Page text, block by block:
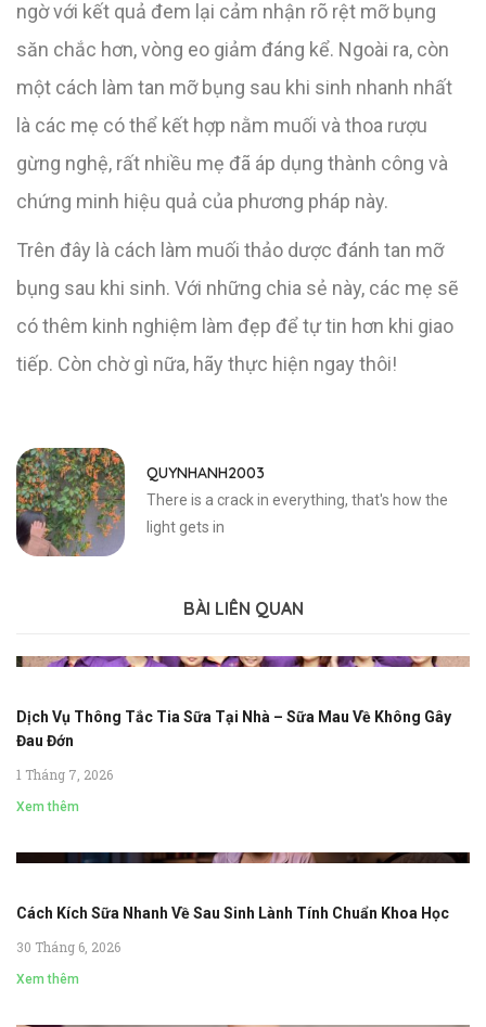
ngờ với kết quả đem lại cảm nhận rõ rệt mỡ bụng
săn chắc hơn, vòng eo giảm đáng kể. Ngoài ra, còn
một cách làm tan mỡ bụng sau khi sinh nhanh nhất
là các mẹ có thể kết hợp nằm muối và thoa rượu
gừng nghệ, rất nhiều mẹ đã áp dụng thành công và
chứng minh hiệu quả của phương pháp này.
Trên đây là cách làm muối thảo dược đánh tan mỡ
bụng sau khi sinh. Với những chia sẻ này, các mẹ sẽ
có thêm kinh nghiệm làm đẹp để tự tin hơn khi giao
tiếp. Còn chờ gì nữa, hãy thực hiện ngay thôi!
QUYNHANH2003
There is a crack in everything, that's how the
light gets in
BÀI LIÊN QUAN
Dịch Vụ Thông Tắc Tia Sữa Tại Nhà – Sữa Mau Về Không Gây
Đau Đớn
1 Tháng 7, 2026
Xem thêm
Cách Kích Sữa Nhanh Về Sau Sinh Lành Tính Chuẩn Khoa Học
30 Tháng 6, 2026
Xem thêm